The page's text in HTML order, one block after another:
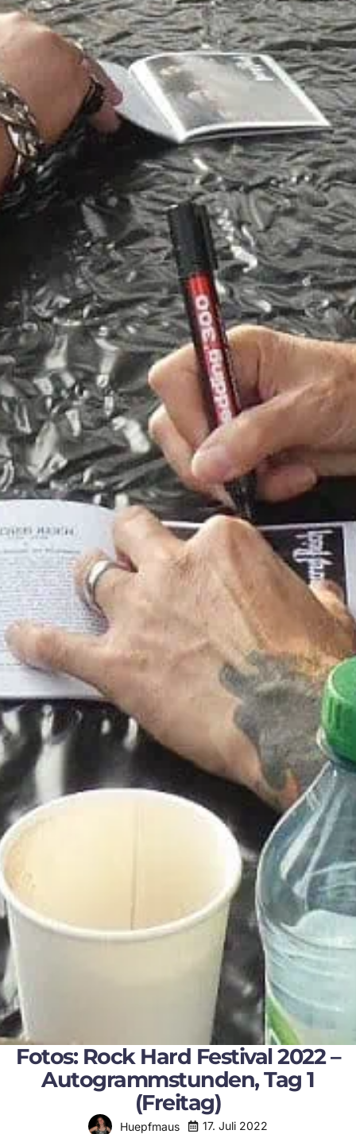
Fotos: Rock Hard Festival 2022 –
Autogrammstunden, Tag 1
(Freitag)
Huepfmaus 17. Juli 2022